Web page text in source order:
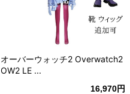
オーバーウォッチ2 Overwatch2
OW2 LE ...
16,970円